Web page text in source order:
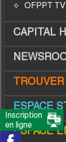
OFPPT TV
CAPITAL
ESPACE
ESPACE
Inscription
en ligne